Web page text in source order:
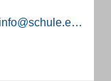
huettmannschule.info@schule.essen.de